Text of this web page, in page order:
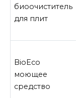
биоочиститель
для плит
BioEco
моющее
средство